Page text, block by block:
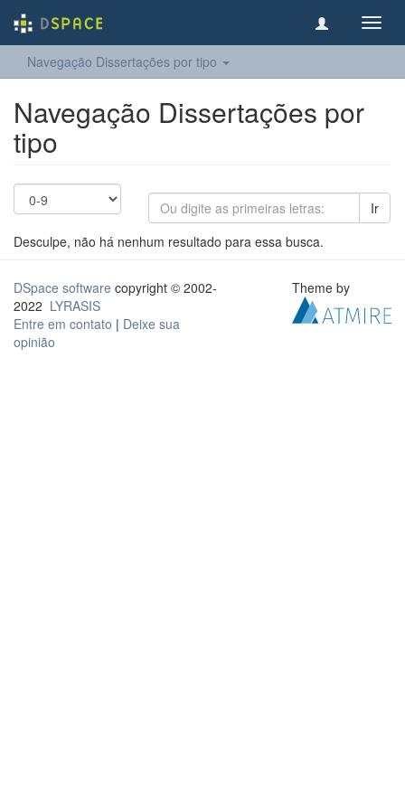
Navegação Dissertações por tipo
Navegação Dissertações por
tipo
Ir
Desculpe, não há nenhum resultado para essa busca.
DSpace software copyright © 2002-
2022 LYRASIS
Entre em contato | Deixe sua
opinião
Theme by